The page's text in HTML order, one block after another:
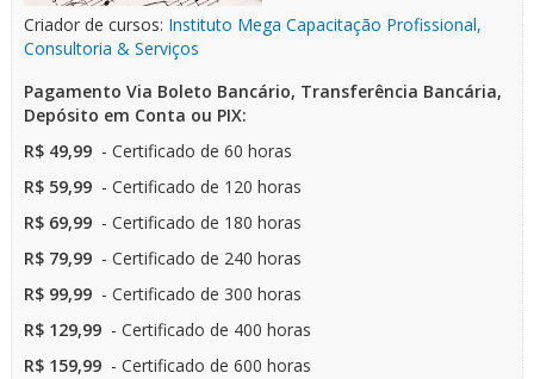
Pagamento Via Boleto Bancário, Transferência Bancária,
Depósito em Conta ou PIX:
R$ 49,99 - Certificado de 60 horas
R$ 59,99 - Certificado de 120 horas
R$ 69,99 - Certificado de 180 horas
R$ 79,99 - Certificado de 240 horas
R$ 99,99 - Certificado de 300 horas
R$ 129,99 - Certificado de 400 horas
R$ 159,99 - Certificado de 600 horas
Criador de cursos: Instituto Mega Capacitação Profissional,
Consultoria & Serviços